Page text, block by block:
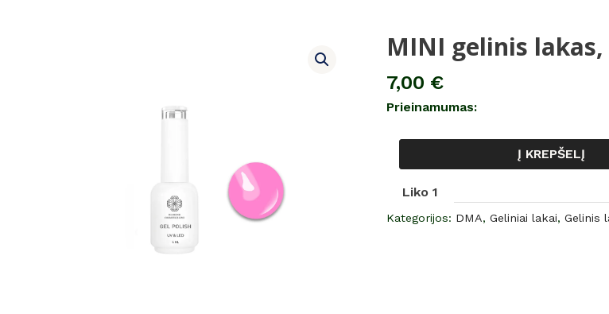
MINI gelinis lakas,
7,00 €
Prieinamumas:
produkto
MINI
gelinis
NR.
Į KREPŠELĮ
Liko 1
Kategorijos: DMA, Geliniai lakai, Gelinis